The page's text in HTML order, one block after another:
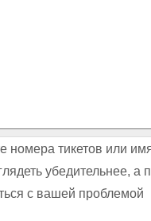
номера тикетов или
убедительнее, а
с вашей проблемой